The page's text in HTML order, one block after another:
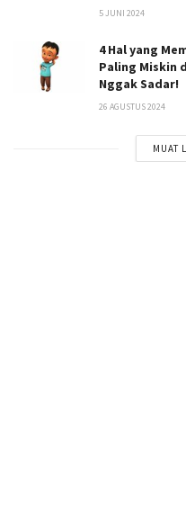
5 JUNI 2024
4 Hal yang
Paling Miskin
Nggak Sadar!
26 AGUSTUS 2024
MUAT